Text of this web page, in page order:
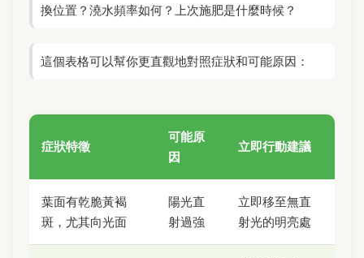
換位置？澆水頻率如何？上次施肥是什麼時候？
這個表格可以幫你更直觀地對照症狀和可能原因：
症狀特徵
可能原
因
立即行動建議
葉面有乾脆黃褐
斑，尤其向光面
陽光直
射過強
立即移至無直
射光的明亮處